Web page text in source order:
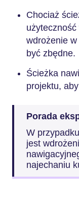
Chociaż
użyteczność
wdrożenie
być zbędne.
Ścieżka
projektu,
Porada
W
jest
najechaniu